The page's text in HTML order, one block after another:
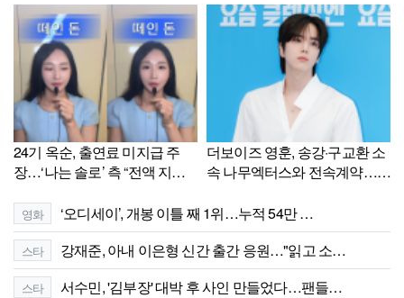
24기 옥순, 출연료 미지급 주
장…‘나는 솔로’ 측 “전액 지급
더보이즈 영훈, 송강·구교환 소
속 나무엑터스와 전속계약…배
영화 ‘오디세이’, 개봉 이틀 째 1위…누적 54만 …
스타 강재준, 아내 이은형 신간 출간 응원…"읽고 소…
스타 서수민, '김부장' 대박 후 사인 만들었다…팬들…